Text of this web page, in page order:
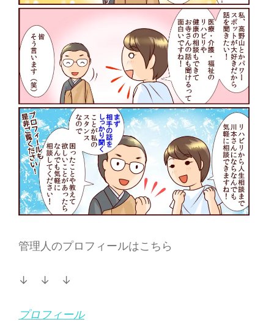
管理人のプロフィールはこちら
↓ ↓ ↓
プロフィール